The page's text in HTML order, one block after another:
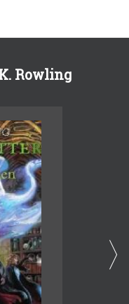
Rowling